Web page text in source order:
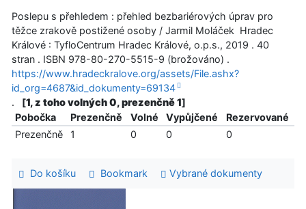
Poslepu s přehledem : přehled bezbariérových úprav pro
těžce zrakově postižené osoby / Jarmil Moláček Hradec
Králové : TyfloCentrum Hradec Králové, o.p.s., 2019 . 40
stran . ISBN 978-80-270-5515-9 (brožováno) .
https://www.hradeckralove.org/assets/File.ashx?
id_org=4687&id_dokumenty=69134
.
[1, z toho volných 0, prezenčně 1]
Pobočka
Prezenčně Volné Vypůjčené
Rezervované
Prezenčně
1 0 0 0
Do košíku Bookmark Vybrané dokumenty